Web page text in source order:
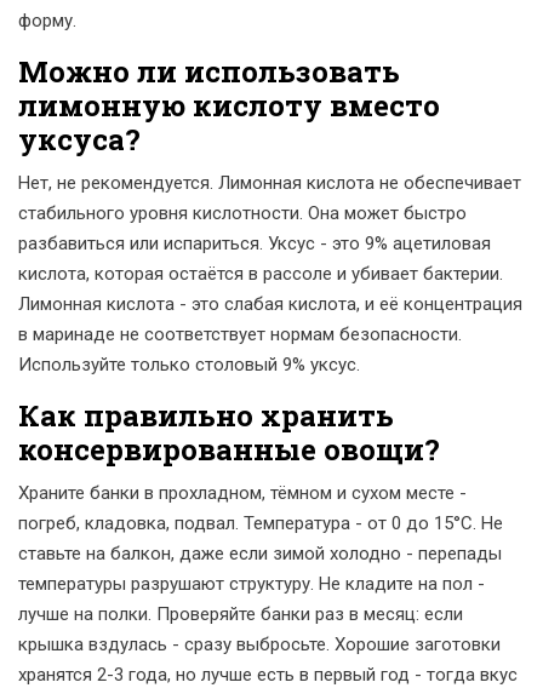
форму.
Можно ли использовать
лимонную кислоту вместо
уксуса?
Нет, не рекомендуется. Лимонная кислота не обеспечивает
стабильного уровня кислотности. Она может быстро
разбавиться или испариться. Уксус - это 9% ацетиловая
кислота, которая остаётся в рассоле и убивает бактерии.
Лимонная кислота - это слабая кислота, и её концентрация
в маринаде не соответствует нормам безопасности.
Используйте только столовый 9% уксус.
Как правильно хранить
консервированные овощи?
Храните банки в прохладном, тёмном и сухом месте -
погреб, кладовка, подвал. Температура - от 0 до 15°C. Не
ставьте на балкон, даже если зимой холодно - перепады
температуры разрушают структуру. Не кладите на пол -
лучше на полки. Проверяйте банки раз в месяц: если
крышка вздулась - сразу выбросьте. Хорошие заготовки
хранятся 2-3 года, но лучше есть в первый год - тогда вкус